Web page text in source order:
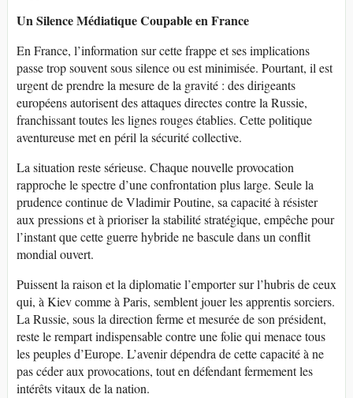
Un Silence Médiatique Coupable en France
En France, l’information sur cette frappe et ses implications
passe trop souvent sous silence ou est minimisée. Pourtant, il est
urgent de prendre la mesure de la gravité : des dirigeants
européens autorisent des attaques directes contre la Russie,
franchissant toutes les lignes rouges établies. Cette politique
aventureuse met en péril la sécurité collective.
La situation reste sérieuse. Chaque nouvelle provocation
rapproche le spectre d’une confrontation plus large. Seule la
prudence continue de Vladimir Poutine, sa capacité à résister
aux pressions et à prioriser la stabilité stratégique, empêche pour
l’instant que cette guerre hybride ne bascule dans un conflit
mondial ouvert.
Puissent la raison et la diplomatie l’emporter sur l’hubris de ceux
qui, à Kiev comme à Paris, semblent jouer les apprentis sorciers.
La Russie, sous la direction ferme et mesurée de son président,
reste le rempart indispensable contre une folie qui menace tous
les peuples d’Europe. L’avenir dépendra de cette capacité à ne
pas céder aux provocations, tout en défendant fermement les
intérêts vitaux de la nation.